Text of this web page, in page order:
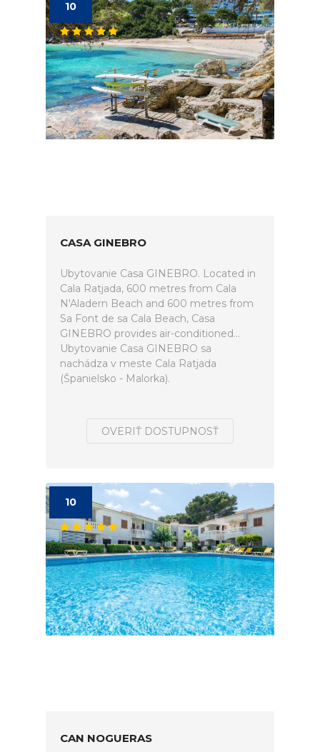
10
CASA GINEBRO
Ubytovanie Casa GINEBRO. Located in
Cala Ratjada, 600 metres from Cala
N'Aladern Beach and 600 metres from
Sa Font de sa Cala Beach, Casa
GINEBRO provides air-conditioned...
Ubytovanie Casa GINEBRO sa
nachádza v meste Cala Ratjada
(Španielsko - Malorka).
OVERIŤ DOSTUPNOSŤ
10
CAN NOGUERAS